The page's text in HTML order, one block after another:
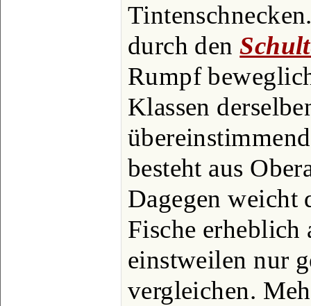
durch den
Rumpf
Klassen
besteht aus
Dagegen weicht
Fische erheblich
einstweilen nur
vergleichen.